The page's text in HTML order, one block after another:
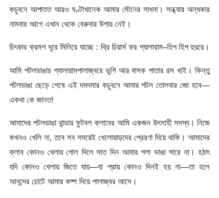
কচুবনে আপাতত আরও ঘণ্টাখানেক আমার মৌনের সাধনা। সন্ধ্যার অন্ধকার
নামবার আগে এখান থেকে বেরুবার উপায় নেই।
চিৎকার ক্রমশ দূরে মিলিয়ে যাচ্ছে : থ্রি চিয়ার্স ফর প্যালারাম–হিপ হিপ হুররে।
আমি পটলডাঙার প্যালারামপালাজ্বরে ভুগি আর বাসক পাতার রস খাই। কিন্তু
পটলডাঙা ছেড়ে শেষে এই দমদমার কচুবনে আমার পটল তোলবার জো হবে—
একথা কে জানত!
আমাদের পটলডাঙা থান্ডার ফুটবল ক্লাবের আমি একজন উৎসাহী সদস্য। নিজে
কখনও খেলি না, তবে সব সময়েই খেলোয়াড়দের প্রেরণা দিয়ে থাকি। আমাদের
ক্লাব কোনও খেলায় গোল দিলে সাত দিন আমার গলা ভাঙা সারে না। হঠাৎ
যদি কোনও খেলায় জিতে যায়—যা প্রায় কোনও দিনই হয় না—তা হলে
আনন্দের চোটে আমার কষ্প দিয়ে পালাজ্বর আসে।